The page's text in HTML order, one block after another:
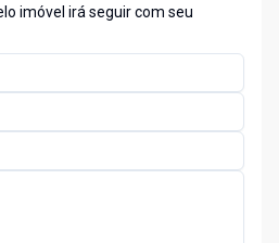
imóvel irá seguir com seu